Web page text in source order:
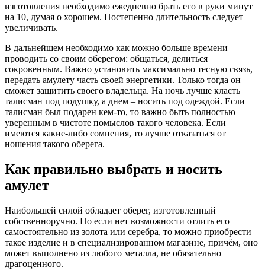
изготовления необходимо ежедневно брать его в руки минут
на 10, думая о хорошем. Постепенно длительность следует
увеличивать.
В дальнейшем необходимо как можно больше времени
проводить со своим оберегом: общаться, делиться
сокровенным. Важно установить максимально тесную связь,
передать амулету часть своей энергетики. Только тогда он
сможет защитить своего владельца. На ночь лучше класть
талисман под подушку, а днем – носить под одеждой. Если
талисман был подарен кем-то, то важно быть полностью
уверенным в чистоте помыслов такого человека. Если
имеются какие-либо сомнения, то лучше отказаться от
ношения такого оберега.
Как правильно выбрать и носить
амулет
Наибольшей силой обладает оберег, изготовленный
собственноручно. Но если нет возможности отлить его
самостоятельно из золота или серебра, то можно приобрести
такое изделие и в специализированном магазине, причём, оно
может выполнено из любого металла, не обязательно
драгоценного.